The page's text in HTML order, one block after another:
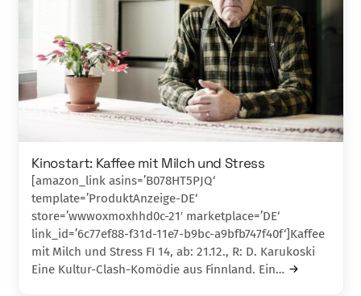
Kinostart: Kaffee mit Milch und Stress
[amazon_link asins=’B078HT5PJQ‘
template=’ProduktAnzeige-DE‘
store=’wwwoxmoxhhd0c-21′ marketplace=’DE‘
link_id=’6c77ef88-f31d-11e7-b9bc-a9bfb747f40f‘]Kaffee
mit Milch und Stress FI 14, ab: 21.12., R: D. Karukoski
Eine Kultur-Clash-Komödie aus Finnland. Ein…